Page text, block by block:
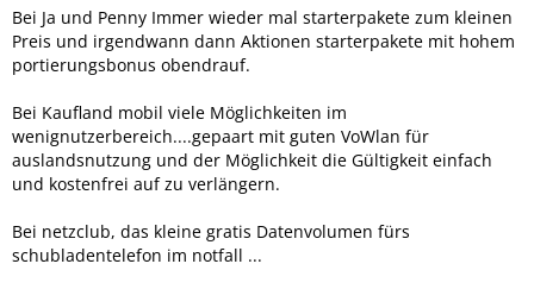
Bei Ja und Penny Immer wieder mal starterpakete zum kleinen
Preis und irgendwann dann Aktionen starterpakete mit hohem
portierungsbonus obendrauf.
Bei Kaufland mobil viele Möglichkeiten im
wenignutzerbereich....gepaart mit guten VoWlan für
auslandsnutzung und der Möglichkeit die Gültigkeit einfach
und kostenfrei auf zu verlängern.
Bei netzclub, das kleine gratis Datenvolumen fürs
schubladentelefon im notfall ...